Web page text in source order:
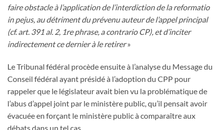
faire obstacle à l’application de l’interdiction de la reformatio
in pejus, au détriment du prévenu auteur de l’appel principal
(cf. art. 391 al. 2, 1re phrase, a contrario CP), et d’inciter
indirectement ce dernier à le retirer»
Le Tribunal fédéral procède ensuite à l’analyse du Message du
Conseil fédéral ayant présidé à l’adoption du CPP pour
rappeler que le législateur avait bien vu la problématique de
l’abus d’appel joint par le ministère public, qu’il pensait avoir
évacuée en forçant le ministère public à comparaître aux
débats dans un tel cas.